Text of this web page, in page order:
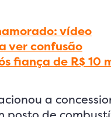
vídeo
ver confusão
fiança de R$ 10
a